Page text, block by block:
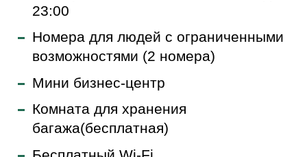
23:00
Номера для людей с ограниченными
возможностями (2 номера)
Мини бизнес-центр
Комната для хранения
багажа(бесплатная)